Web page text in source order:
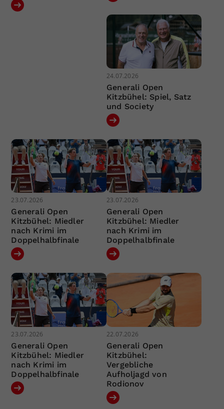
24.07.2026
Generali Open
Kitzbühel: Spiel, Satz
und Society
23.07.2026
Generali Open
Kitzbühel: Miedler
nach Krimi im
Doppelhalbfinale
23.07.2026
Generali Open
Kitzbühel: Miedler
nach Krimi im
Doppelhalbfinale
23.07.2026
Generali Open
Kitzbühel: Miedler
nach Krimi im
Doppelhalbfinale
22.07.2026
Generali Open
Kitzbühel:
Vergebliche
Aufholjagd von
Rodionov